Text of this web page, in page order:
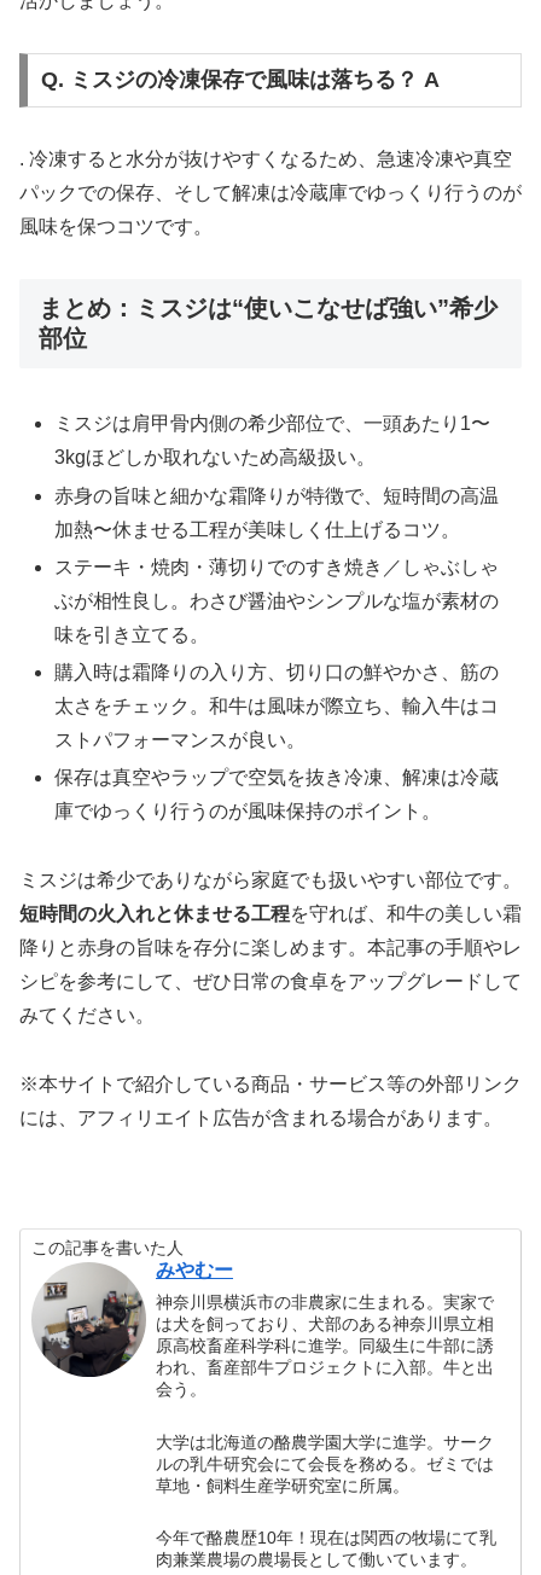
Q. ミスジの冷凍保存で風味は落ちる？ A
. 冷凍すると水分が抜けやすくなるため、急速冷凍や真空
パックでの保存、そして解凍は冷蔵庫でゆっくり行うのが
風味を保つコツです。
まとめ：ミスジは“使いこなせば強い”希少
部位
ミスジは肩甲骨内側の希少部位で、一頭あたり1〜
3kgほどしか取れないため高級扱い。
赤身の旨味と細かな霜降りが特徴で、短時間の高温
加熱〜休ませる工程が美味しく仕上げるコツ。
ステーキ・焼肉・薄切りでのすき焼き／しゃぶしゃ
ぶが相性良し。わさび醤油やシンプルな塩が素材の
味を引き立てる。
購入時は霜降りの入り方、切り口の鮮やかさ、筋の
太さをチェック。和牛は風味が際立ち、輸入牛はコ
ストパフォーマンスが良い。
保存は真空やラップで空気を抜き冷凍、解凍は冷蔵
庫でゆっくり行うのが風味保持のポイント。
ミスジは希少でありながら家庭でも扱いやすい部位です。
短時間の火入れと休ませる工程を守れば、和牛の美しい霜
降りと赤身の旨味を存分に楽しめます。本記事の手順やレ
シピを参考にして、ぜひ日常の食卓をアップグレードして
みてください。
※本サイトで紹介している商品・サービス等の外部リンク
には、アフィリエイト広告が含まれる場合があります。
この記事を書いた人
みやむー
神奈川県横浜市の非農家に生まれる。実家で
は犬を飼っており、犬部のある神奈川県立相
原高校畜産科学科に進学。同級生に牛部に誘
われ、畜産部牛プロジェクトに入部。牛と出
会う。
大学は北海道の酪農学園大学に進学。サーク
ルの乳牛研究会にて会長を務める。ゼミでは
草地・飼料生産学研究室に所属。
今年で酪農歴10年！現在は関西の牧場にて乳
肉兼業農場の農場長として働いています。